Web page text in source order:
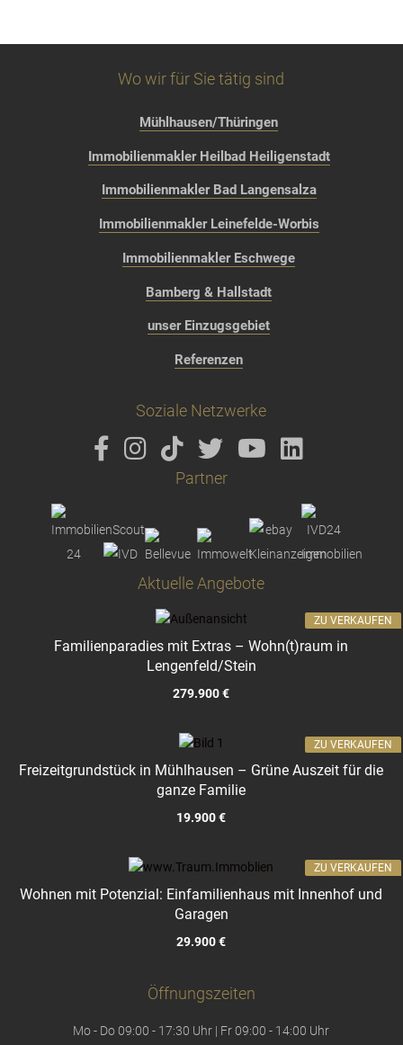
Wo wir für Sie tätig sind
Mühlhausen/Thüringen
Immobilienmakler Heilbad Heiligenstadt
Immobilienmakler Bad Langensalza
Immobilienmakler Leinefelde-Worbis
Immobilienmakler Eschwege
Bamberg & Hallstadt
unser Einzugsgebiet
Referenzen
Soziale Netzwerke
Partner
Aktuelle Angebote
Familienparadies mit Extras – Wohn(t)raum in
Lengenfeld/Stein
279.900 €
ZU VERKAUFEN
Freizeitgrundstück in Mühlhausen – Grüne Auszeit für die
ganze Familie
19.900 €
ZU VERKAUFEN
Wohnen mit Potenzial: Einfamilienhaus mit Innenhof und
Garagen
29.900 €
ZU VERKAUFEN
Öffnungszeiten
Mo - Do 09:00 - 17:30 Uhr | Fr 09:00 - 14:00 Uhr